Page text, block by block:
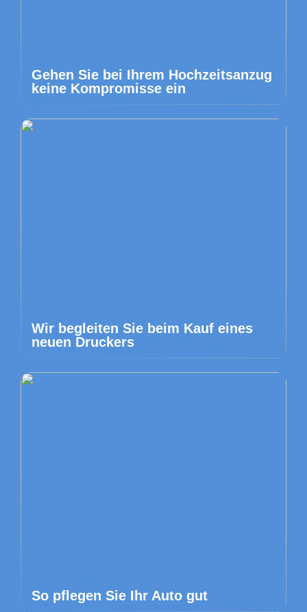
Gehen Sie bei Ihrem Hochzeitsanzug
keine Kompromisse ein
Wir begleiten Sie beim Kauf eines
neuen Druckers
So pflegen Sie Ihr Auto gut